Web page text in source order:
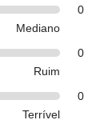
0
Mediano
0
Ruim
0
Terrível